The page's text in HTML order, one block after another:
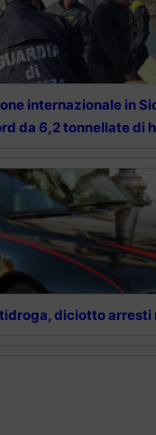
internazionale in
da 6,2 tonnellate di
diciotto arresti